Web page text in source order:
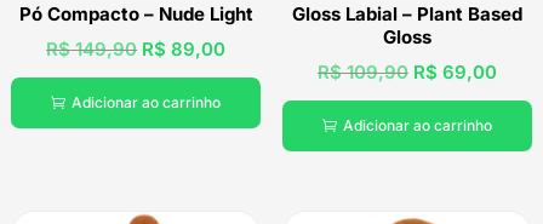
Pó Compacto – Nude Light
R$149,90 O
preço
original
R$ 89,00O
preço
 Adicionar ao carrinho
Gloss Labial – Plant Based
Gloss
R$109,90 O
preço
original
R$ 69,00O
 Adicionar ao carrinho